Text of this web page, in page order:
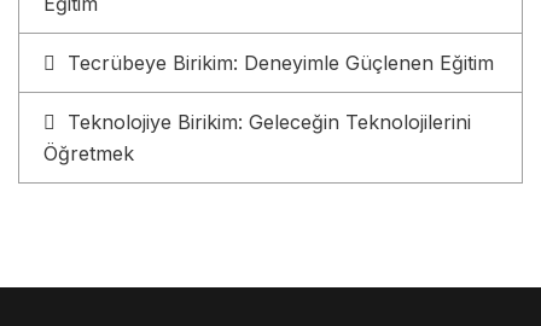
Tecrübeye Birikim: Deneyimle Güçlenen Eğitim
Teknolojiye Birikim: Geleceğin Teknolojilerini
Öğretmek